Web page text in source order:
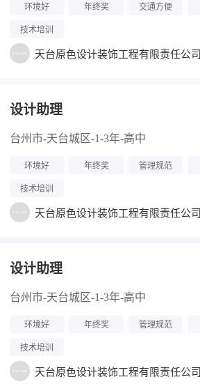
环境好 年终奖 交通方便
技术培训
天台原色设计装饰工程有限责任公司
设计助理
台州市-天台城区-1-3年-高中
环境好 年终奖 管理规范
技术培训
天台原色设计装饰工程有限责任公司
设计助理
台州市-天台城区-1-3年-高中
环境好 年终奖 管理规范
技术培训
天台原色设计装饰工程有限责任公司